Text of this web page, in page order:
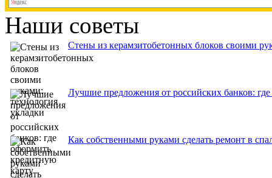
Наши советы
Стены из керамзитобетонных блоков своими
Лучшие предложения от российских банков:
Как собственными руками сделать ремонт в